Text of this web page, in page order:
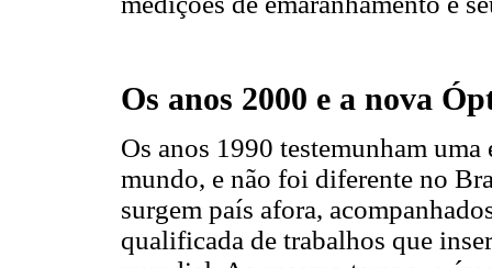
Os anos 2000 e a nova
Os anos 1990 testemunham
mundo, e não foi diferente no
surgem país afora,
qualificada de trabalhos que